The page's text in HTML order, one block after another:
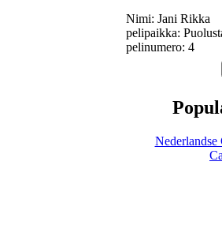
Nimi: Jani Rikka
pelipaikka:
pelinumero: 4